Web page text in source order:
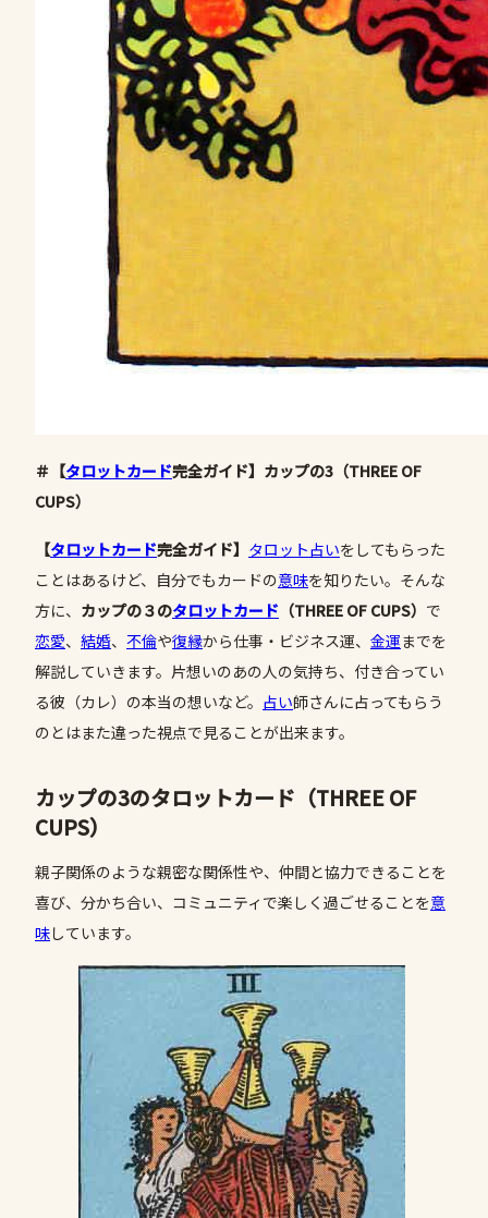
＃【タロットカード完全ガイド】カップの3（THREE OF
CUPS）
【タロットカード完全ガイド】 タロット占いをしてもらった
ことはあるけど、自分でもカードの意味を知りたい。そんな
方に、 カップの３のタロットカード （THREE OF CUPS） で
恋愛、 結婚、 不倫や復縁から仕事・ビジネス運、 金運までを
解説していきます。片想いのあの人の気持ち、付き合ってい
る彼（カレ）の本当の想いなど。 占い師さんに占ってもらう
のとはまた違った視点で見ることが出来ます。
カップの3のタロットカード（THREE OF
CUPS）
親子関係のような親密な関係性や、仲間と協力できることを
喜び、分かち合い、コミュニティで楽しく過ごせることを意
味しています。